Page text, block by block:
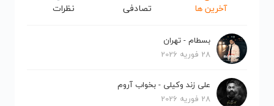
آخرین ها تصادفی نظرات
بسطام - تهران
28 فوریه 2026
علی زند وکیلی - بخواب آروم
28 فوریه 2026